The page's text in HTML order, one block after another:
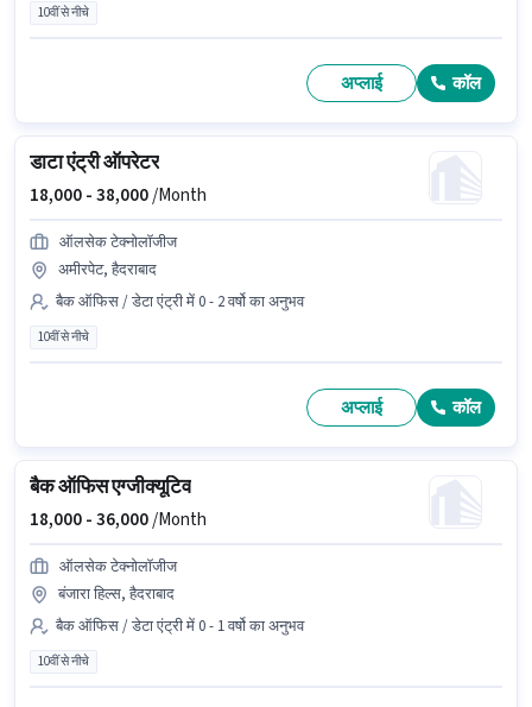
10वीं से नीचे
अप्लाई कॉल
डाटा एंट्री ऑपरेटर
18,000 -38,000/Month
ऑलसेक टेक्नोलॉजीज
अमीरपेट, हैदराबाद
बैक ऑफिस / डेटा एंट्री में 0 - 2 वर्षो का अनुभव
10वीं से नीचे
अप्लाई कॉल
बैक ऑफिस एग्जीक्यूटिव
18,000 -36,000/Month
ऑलसेक टेक्नोलॉजीज
बंजारा हिल्स, हैदराबाद
बैक ऑफिस / डेटा एंट्री में 0 - 1 वर्षो का अनुभव
10वीं से नीचे